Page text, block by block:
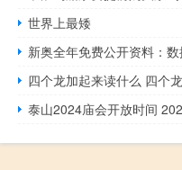
世界上最矮
四个龙加起来读什么 四个
泰山2024庙会开放时间